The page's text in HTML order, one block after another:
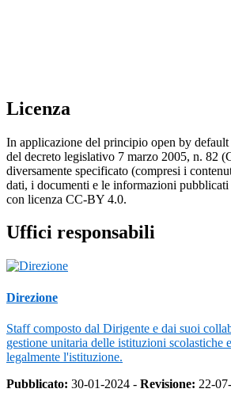
Licenza
In applicazione del principio open by default
del decreto legislativo 7 marzo 2005, n. 82
diversamente specificato (compresi i
dati, i documenti e le informazioni
con licenza CC-BY 4.0.
Uffici responsabili
Direzione
Staff composto dal Dirigente e dai suoi
gestione unitaria delle istituzioni scolastiche
legalmente l'istituzione.
Pubblicato: 30-01-2024 - Revisione: 22-